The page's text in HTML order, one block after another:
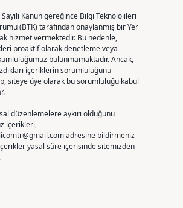
Kanun gereğince Bilgi Teknolojileri
(BTK) tarafından onaylanmış bir Yer
hizmet vermektedir. Bu nedenle,
proaktif olarak denetleme veya
bulunmamaktadır. Ancak,
içeriklerin sorumluluğunu
siteye üye olarak bu sorumluluğu kabul
düzenlemelere aykırı olduğunu
içerikleri,
adresine bildirmeniz
yasal süre içerisinde sitemizden